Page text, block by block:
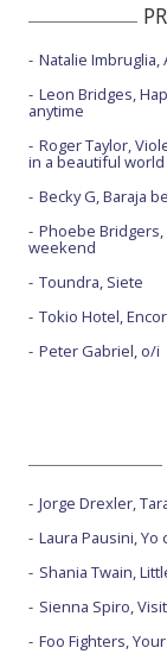
Natalie Imbruglia,
Leon Bridges,
anytime
Roger Taylor,
in a beautiful world
Becky G, Baraja
Phoebe Bridgers,
weekend
Toundra, Siete
Tokio Hotel,
Peter Gabriel, o/i
Jorge Drexler,
Laura Pausini, Yo
Shania Twain,
Sienna Spiro,
Foo Fighters,